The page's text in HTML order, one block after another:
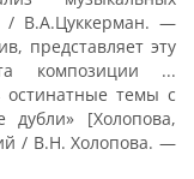
/ В.А.Цуккерман. —
представляет эту
композиции ...
остинатные темы с
дубли» [Холопова,
/ В.Н. Холопова. —